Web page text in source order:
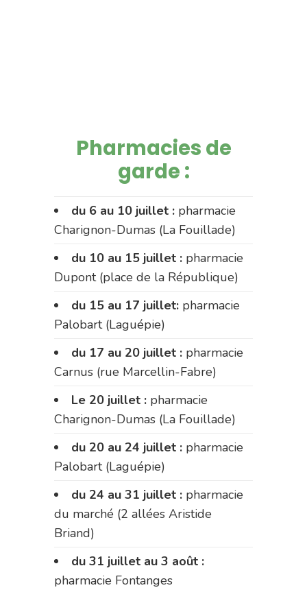
Pharmacies de
garde :
du 6 au 10 juillet : pharmacie
Charignon-Dumas (La Fouillade)
du 10 au 15 juillet : pharmacie
Dupont (place de la République)
du 15 au 17 juillet: pharmacie
Palobart (Laguépie)
du 17 au 20 juillet : pharmacie
Carnus (rue Marcellin-Fabre)
Le 20 juillet : pharmacie
Charignon-Dumas (La Fouillade)
du 20 au 24 juillet : pharmacie
Palobart (Laguépie)
du 24 au 31 juillet : pharmacie
du marché (2 allées Aristide
Briand)
du 31 juillet au 3 août :
pharmacie Fontanges